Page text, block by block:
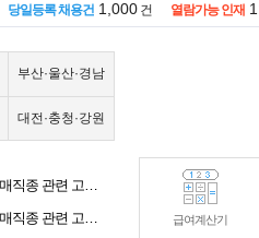
당일등록 채용건 1,000 건 열람가능 인재
부산·울산·경남
대전·충청·강원
급여계산기